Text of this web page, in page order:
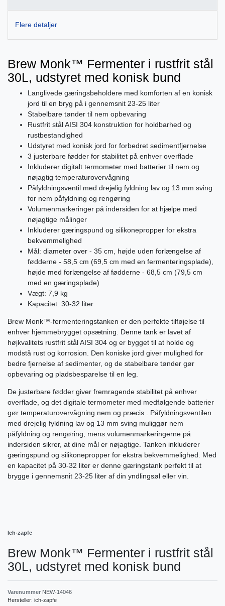
Flere detaljer
Brew Monk™ Fermenter i rustfrit stål
30L, udstyret med konisk bund
Langlivede gæringsbeholdere med komforten af en konisk
jord til en bryg på i gennemsnit 23-25 liter
Stabelbare tønder til nem opbevaring
Rustfrit stål AISI 304 konstruktion for holdbarhed og
rustbestandighed
Udstyret med konisk jord for forbedret sedimentfjernelse
3 justerbare fødder for stabilitet på enhver overflade
Inkluderer digitalt termometer med batterier til nem og
nøjagtig temperaturovervågning
Påfyldningsventil med drejelig fyldning lav og 13 mm sving
for nem påfyldning og rengøring
Volumenmarkeringer på indersiden for at hjælpe med
nøjagtige målinger
Inkluderer gæringspund og silikonepropper for ekstra
bekvemmelighed
Mål: diameter over - 35 cm, højde uden forlængelse af
fødderne - 58,5 cm (69,5 cm med en fermenteringsplade),
højde med forlængelse af fødderne - 68,5 cm (79,5 cm
med en gæringsplade)
Vægt: 7,9 kg
Kapacitet: 30-32 liter
Brew Monk™-fermenteringstanken er den perfekte tilføjelse til
enhver hjemmebrygget opsætning. Denne tank er lavet af
højkvalitets rustfrit stål AISI 304 og er bygget til at holde og
modstå rust og korrosion. Den koniske jord giver mulighed for
bedre fjernelse af sedimenter, og de stabelbare tønder gør
opbevaring og pladsbesparelse til en leg.
De justerbare fødder giver fremragende stabilitet på enhver
overflade, og det digitale termometer med medfølgende batterier
gør temperaturovervågning nem og præcis . Påfyldningsventilen
med drejelig fyldning lav og 13 mm sving muliggør nem
påfyldning og rengøring, mens volumenmarkeringerne på
indersiden sikrer, at dine mål er nøjagtige. Tanken inkluderer
gæringspund og silikonepropper for ekstra bekvemmelighed. Med
en kapacitet på 30-32 liter er denne gæringstank perfekt til at
brygge i gennemsnit 23-25 liter af din yndlingsøl eller vin.
Ich-zapfe
Brew Monk™ Fermenter i rustfrit stål
30L, udstyret med konisk bund
Varenummer NEW-14046
Hersteller: ich-zapfe